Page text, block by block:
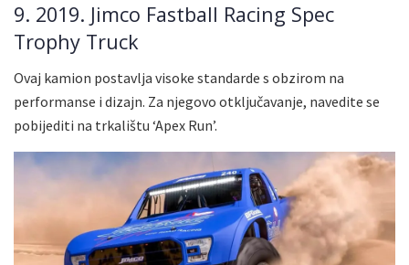
9. 2019. Jimco Fastball Racing Spec
Trophy Truck
Ovaj kamion postavlja visoke standarde s obzirom na
performanse i dizajn. Za njegovo otključavanje, navedite se
pobijediti na trkalištu ‘Apex Run’.